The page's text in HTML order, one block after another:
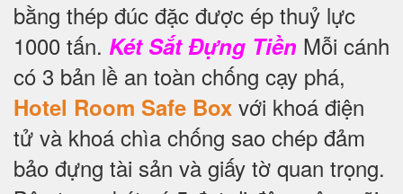
bằng thép đúc đặc được ép thuỷ lực
1000 tấn. Két Sắt Đựng Tiền Mỗi cánh
có 3 bản lề an toàn chống cạy phá,
Hotel Room Safe Box với khoá điện
tử và khoá chìa chống sao chép đảm
bảo đựng tài sản và giấy tờ quan trọng.